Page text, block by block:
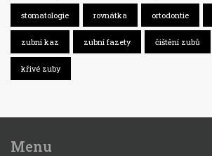
stomatologie rovnátka ortodontie
zubní kaz zubní fazety čištění zubů
křivé zuby
Menu